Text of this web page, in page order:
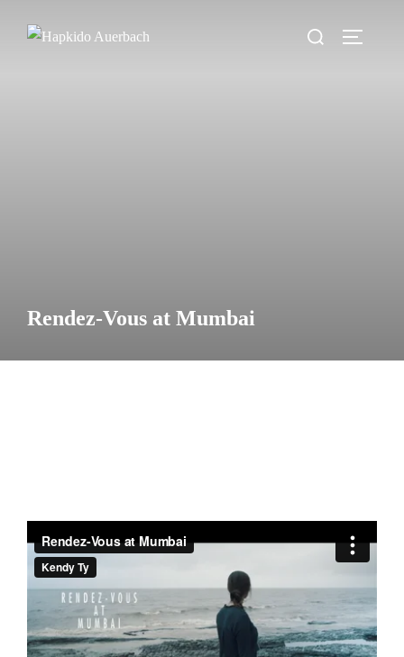
Inhalt
Suchen
Rendez-Vous at Mumbai